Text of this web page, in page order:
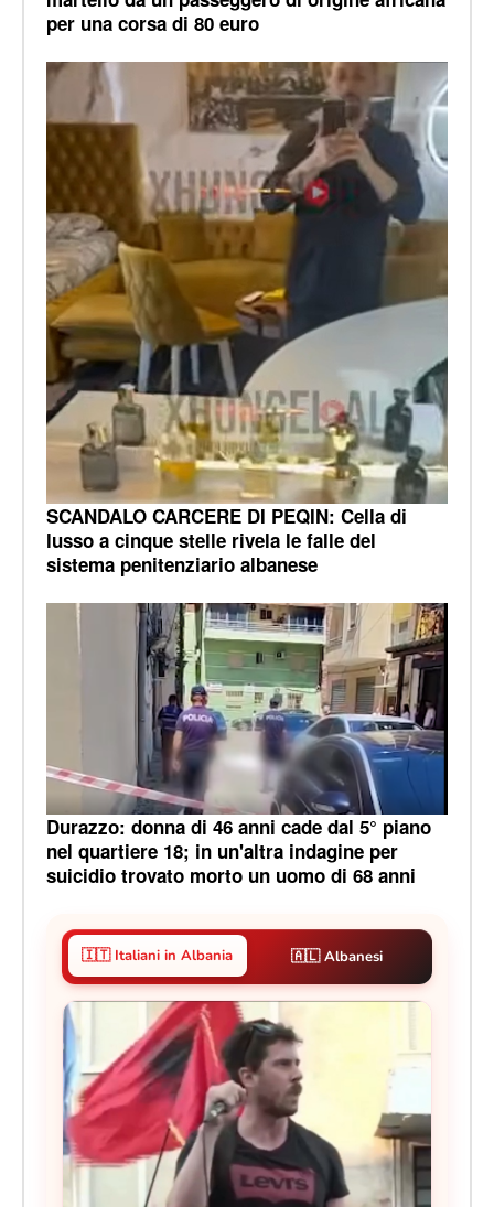
per una corsa di 80 euro
SCANDALO CARCERE DI PEQIN: Cella di
lusso a cinque stelle rivela le falle del
sistema penitenziario albanese
Durazzo: donna di 46 anni cade dal 5° piano
nel quartiere 18; in un'altra indagine per
suicidio trovato morto un uomo di 68 anni
🇮🇹 Italiani in Albania 🇦🇱 Albanesi